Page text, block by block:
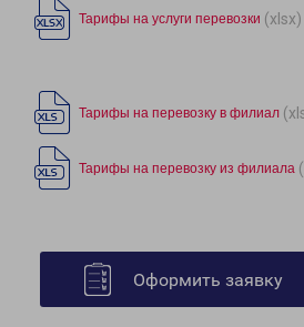
Тарифы на услуги перевозки (xlsx)
Тарифы на перевозку в филиал
Тарифы на перевозку из филиала
Оформить заявку